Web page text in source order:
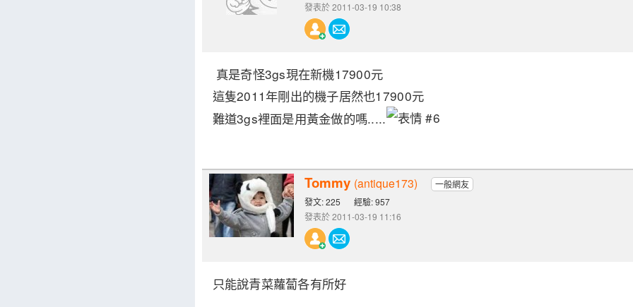
發表於 2011-03-19 10:38
真是奇怪3gs現在新機17900元
這隻2011年剛出的機子居然也17900元
難道3gs裡面是用黃金做的嗎.....
Tommy (antique173)
一般網友
發文: 225
經驗: 957
發表於 2011-03-19 11:16
只能說青菜蘿蔔各有所好